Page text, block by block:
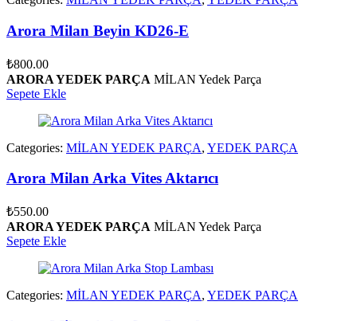
Arora Milan Beyin KD26-E
₺800.00
ARORA YEDEK PARÇA MİLAN Yedek Parça
Sepete Ekle
Categories: MİLAN YEDEK PARÇA, YEDEK PARÇA
Arora Milan Arka Vites Aktarıcı
₺550.00
ARORA YEDEK PARÇA MİLAN Yedek Parça
Sepete Ekle
Categories: MİLAN YEDEK PARÇA, YEDEK PARÇA